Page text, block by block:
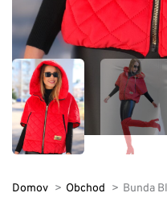
Domov Obchod Bunda